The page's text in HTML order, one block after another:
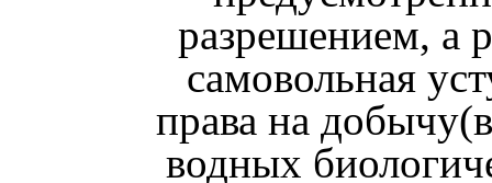
разрешением, а
самовольная
права на
водных